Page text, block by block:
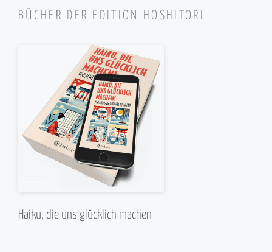
BÜCHER DER EDITION HOSHITORI
Haiku, die uns glücklich machen